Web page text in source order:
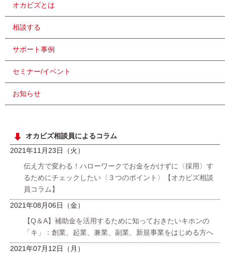
オカビズとは
相談する
サポート事例
セミナー/イベント
お知らせ
オカビズ相談員によるコラム
2021年11月23日（火）
伝え方で変わる！ハローワークでお金をかけずに〈採用〉す
るためにチェックしたい〈３つのポイント〉【オカビズ相談
員コラム】
2021年08月06日（金）
【Q＆A】補助金を活用するために知っておきたいキホンの
「キ」：創業、起業、兼業、副業、新規事業をはじめる方へ
2021年07月12日（月）